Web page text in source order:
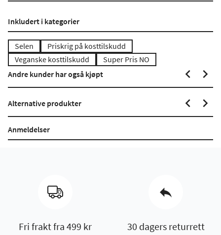
Inkludert i kategorier
Selen
Priskrig på kosttilskudd
Veganske kosttilskudd
Super Pris NO
Andre kunder har også kjøpt
Alternative produkter
Anmeldelser
Fri frakt fra 499 kr 30 dagers returrett